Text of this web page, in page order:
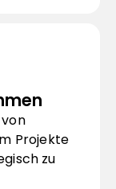
Projekte
zu